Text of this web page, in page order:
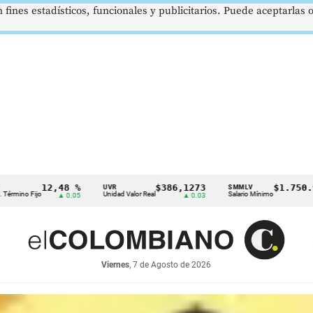
12,48 %
▲ 0.05
UVR
Unidad Valor Real
$386,1273
▲ 0.03
SMMLV
Salario Mínimo
$1.750.905
Viernes, 7 de Agosto de 2026
estadísticos, funcionales y publicitarios. Puede aceptarlas